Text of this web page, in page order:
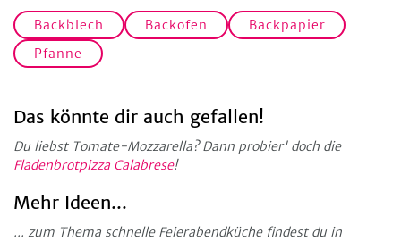
Backblech Backofen
Backpapier
Pfanne
Das könnte dir auch gefallen!
Du liebst Tomate-Mozzarella? Dann probier' doch die
Fladenbrotpizza Calabrese!
Mehr Ideen...
... zum Thema schnelle Feierabendküche findest du in